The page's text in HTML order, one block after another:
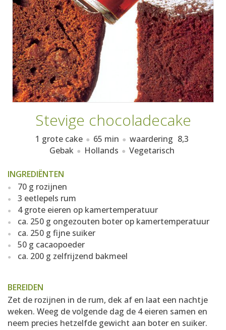
KOOKBOEKEN
Stevige chocoladecake
1 grote cake 65 min waardering 8,3
Gebak
Hollands Vegetarisch
INGREDIËNTEN
70 g rozijnen
3 eetlepels rum
4 grote eieren op kamertemperatuur
ca. 250 g ongezouten boter op kamertemperatuur
ca. 250 g fijne suiker
50 g cacaopoeder
ca. 200 g zelfrijzend bakmeel
BEREIDEN
Zet de rozijnen in de rum, dek af en laat een nachtje
weken. Weeg de volgende dag de 4 eieren samen en
neem precies hetzelfde gewicht aan boter en suiker.